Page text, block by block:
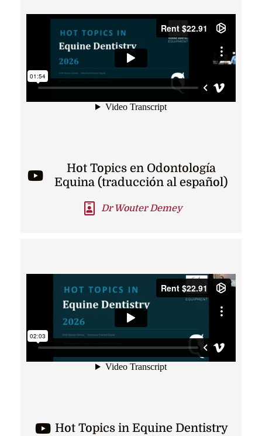
Hot Topics en Odontología
Equina (traducción al español)
Dr Wouter Demey
Hot Topics in Equine Dentistry